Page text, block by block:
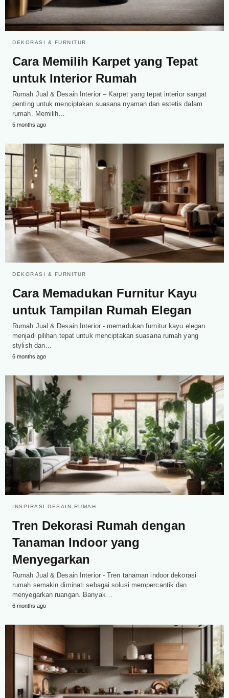
DEKORASI & FURNITUR
Cara Memilih Karpet yang Tepat
untuk Interior Rumah
Rumah Jual & Desain Interior – Karpet yang tepat interior sangat
penting untuk menciptakan suasana nyaman dan estetis dalam
rumah. Memilih…
5 months ago
DEKORASI & FURNITUR
Cara Memadukan Furnitur Kayu
untuk Tampilan Rumah Elegan
Rumah Jual & Desain Interior - memadukan furnitur kayu elegan
menjadi pilihan tepat untuk menciptakan suasana rumah yang
stylish dan…
6 months ago
INSPIRASI DESAIN RUMAH
Tren Dekorasi Rumah dengan
Tanaman Indoor yang
Menyegarkan
Rumah Jual & Desain Interior - Tren tanaman indoor dekorasi
rumah semakin diminati sebagai solusi mempercantik dan
menyegarkan ruangan. Banyak…
6 months ago